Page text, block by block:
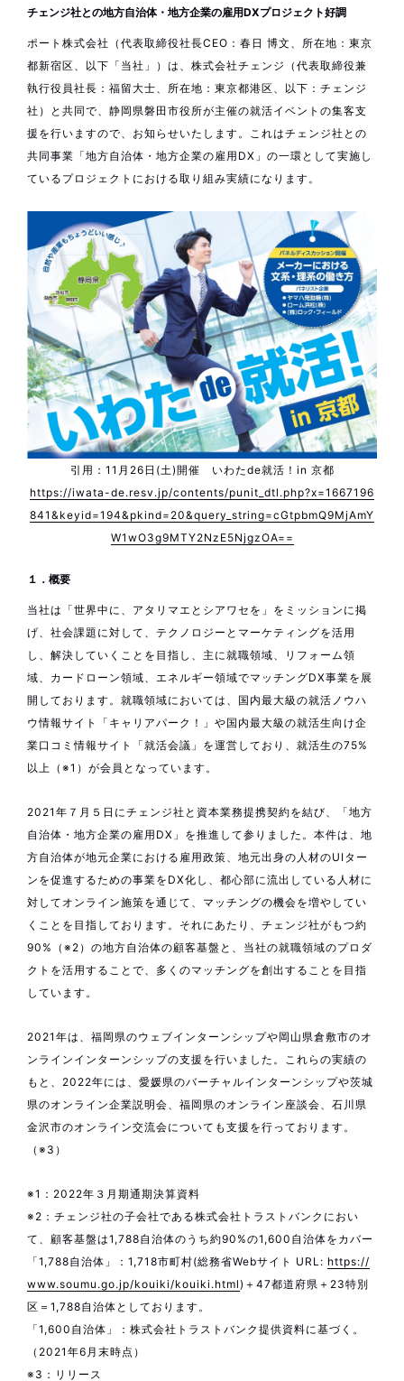
チェンジ社との地方自治体・地方企業の雇用DXプロジェクト好調
ポート株式会社（代表取締役社長CEO：春日 博文、所在地：東京
都新宿区、以下「当社」）は、株式会社チェンジ（代表取締役兼
執行役員社長：福留大士、所在地：東京都港区、以下：チェンジ
社）と共同で、静岡県磐田市役所が主催の就活イベントの集客支
援を行いますので、お知らせいたします。これはチェンジ社との
共同事業「地方自治体・地方企業の雇用DX」の一環として実施し
ているプロジェクトにおける取り組み実績になります。
引用：11月26日(土)開催 いわたde就活！in 京都
https://iwata-de.resv.jp/contents/punit_dtl.php?x=1667196
841&keyid=194&pkind=20&query_string=cGtpbmQ9MjAmY
W1wO3g9MTY2NzE5NjgzOA==
１．概要
当社は「世界中に、アタリマエとシアワセを」をミッションに掲
げ、社会課題に対して、テクノロジーとマーケティングを活用
し、解決していくことを目指し、主に就職領域、リフォーム領
域、カードローン領域、エネルギー領域でマッチングDX事業を展
開しております。就職領域においては、国内最大級の就活ノウハ
ウ情報サイト「キャリアパーク！」や国内最大級の就活生向け企
業口コミ情報サイト「就活会議」を運営しており、就活生の75%
以上（※1）が会員となっています。
2021年７月５日にチェンジ社と資本業務提携契約を結び、「地方
自治体・地方企業の雇用DX」を推進して参りました。本件は、地
方自治体が地元企業における雇用政策、地元出身の人材のUIター
ンを促進するための事業をDX化し、都心部に流出している人材に
対してオンライン施策を通じて、マッチングの機会を増やしてい
くことを目指しております。それにあたり、チェンジ社がもつ約
90%（※2）の地方自治体の顧客基盤と、当社の就職領域のプロダ
クトを活用することで、多くのマッチングを創出することを目指
しています。
2021年は、福岡県のウェブインターンシップや岡山県倉敷市のオ
ンラインインターンシップの支援を行いました。これらの実績の
もと、2022年には、愛媛県のバーチャルインターンシップや茨城
県のオンライン企業説明会、福岡県のオンライン座談会、石川県
金沢市のオンライン交流会についても支援を行っております。
（※3）
※1：2022年３月期通期決算資料
※2：チェンジ社の子会社である株式会社トラストバンクにおい
て、顧客基盤は1,788自治体のうち約90%の1,600自治体をカバー
「1,788自治体」：1,718市町村(総務省Webサイト URL: https://
www.soumu.go.jp/kouiki/kouiki.html)＋47都道府県＋23特別
区＝1,788自治体としております。
「1,600自治体」：株式会社トラストバンク提供資料に基づく。
（2021年6月末時点）
※3：リリース